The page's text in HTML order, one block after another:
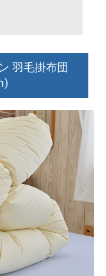
羽毛掛布団